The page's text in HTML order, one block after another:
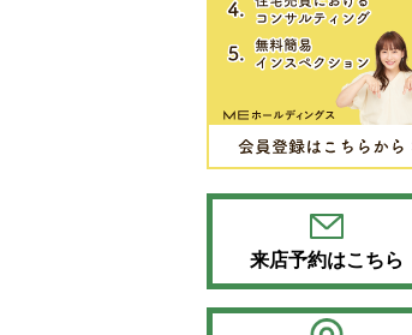
来店予約はこちら